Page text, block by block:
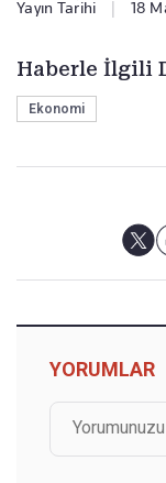
Yayın Tarihi 18
Haberle İlgili
Ekonomi
YORUMLAR